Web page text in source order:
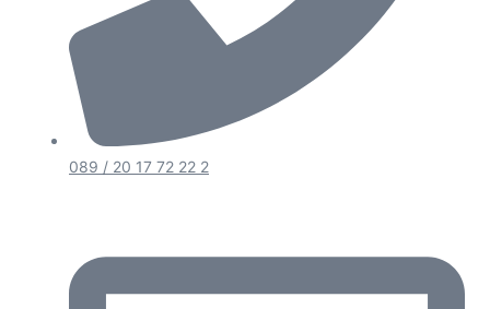
089 / 20 17 72 22 2